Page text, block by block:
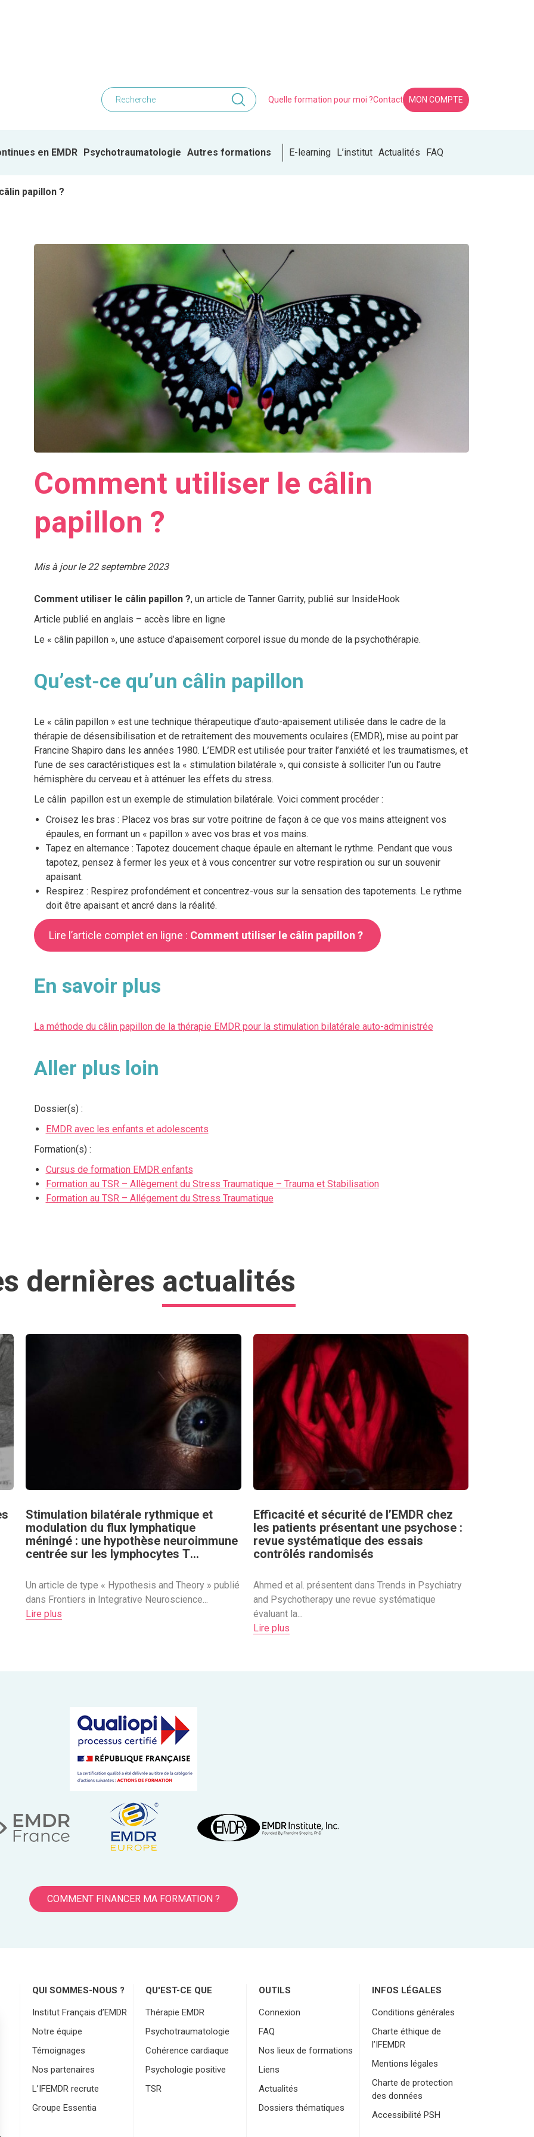
Quelle formation pour moi ?Contact MON COMPTE
en EMDR Psychotraumatologie Autres formations E-learning L’institut Actualités FAQ
papillon ?
Comment utiliser le câlin
papillon ?
Mis à jour le 22 septembre 2023
Comment utiliser le câlin papillon ?, un article de Tanner Garrity, publié sur InsideHook
Article publié en anglais – accès libre en ligne
Le « câlin papillon », une astuce d’apaisement corporel issue du monde de la psychothérapie.
Qu’est-ce qu’un câlin papillon
Le « câlin papillon » est une technique thérapeutique d’auto-apaisement utilisée dans le cadre de la
thérapie de désensibilisation et de retraitement des mouvements oculaires (EMDR), mise au point par
Francine Shapiro dans les années 1980. L’EMDR est utilisée pour traiter l’anxiété et les traumatismes, et
l’une de ses caractéristiques est la « stimulation bilatérale », qui consiste à solliciter l’un ou l’autre
hémisphère du cerveau et à atténuer les effets du stress.
Le câlin papillon est un exemple de stimulation bilatérale. Voici comment procéder :
Croisez les bras : Placez vos bras sur votre poitrine de façon à ce que vos mains atteignent vos
épaules, en formant un « papillon » avec vos bras et vos mains.
Tapez en alternance : Tapotez doucement chaque épaule en alternant le rythme. Pendant que vous
tapotez, pensez à fermer les yeux et à vous concentrer sur votre respiration ou sur un souvenir
apaisant.
Respirez : Respirez profondément et concentrez-vous sur la sensation des tapotements. Le rythme
doit être apaisant et ancré dans la réalité.
Lire l’article complet en ligne : Comment utiliser le câlin papillon ?
En savoir plus
La méthode du câlin papillon de la thérapie EMDR pour la stimulation bilatérale auto-administrée
Aller plus loin
Dossier(s) :
EMDR avec les enfants et adolescents
Formation(s) :
Cursus de formation EMDR enfants
Formation au TSR – Allègement du Stress Traumatique – Trauma et Stabilisation
Formation au TSR – Allégement du Stress Traumatique
dernières actualités
Stimulation bilatérale rythmique et
modulation du flux lymphatique
méningé : une hypothèse neuroimmune
centrée sur les lymphocytes T
de l’EMDR
Un article de type « Hypothesis and Theory » publié
dans Frontiers in Integrative Neuroscience...
Lire plus
Efficacité et sécurité de l’EMDR chez
les patients présentant une psychose :
revue systématique des essais
contrôlés randomisés
Ahmed et al. présentent dans Trends in Psychiatry
and Psychotherapy une revue systématique
évaluant la...
Lire plus
COMMENT FINANCER MA FORMATION ?
QUI SOMMES-NOUS ?
Institut Français d’EMDR
Notre équipe
Témoignages
Nos partenaires
L’IFEMDR recrute
Groupe Essentia
QU'EST-CE QUE
Thérapie EMDR
Psychotraumatologie
Cohérence cardiaque
Psychologie positive
TSR
OUTILS
Connexion
FAQ
Nos lieux de formations
Liens
Actualités
Dossiers thématiques
INFOS LÉGALES
Conditions générales
Charte éthique de
l’IFEMDR
Mentions légales
Charte de protection
des données
Accessibilité PSH